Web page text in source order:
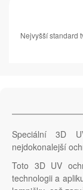
Nejvyšší standard
Speciální 3D
nejdokonalejší
Toto 3D UV
technologii a